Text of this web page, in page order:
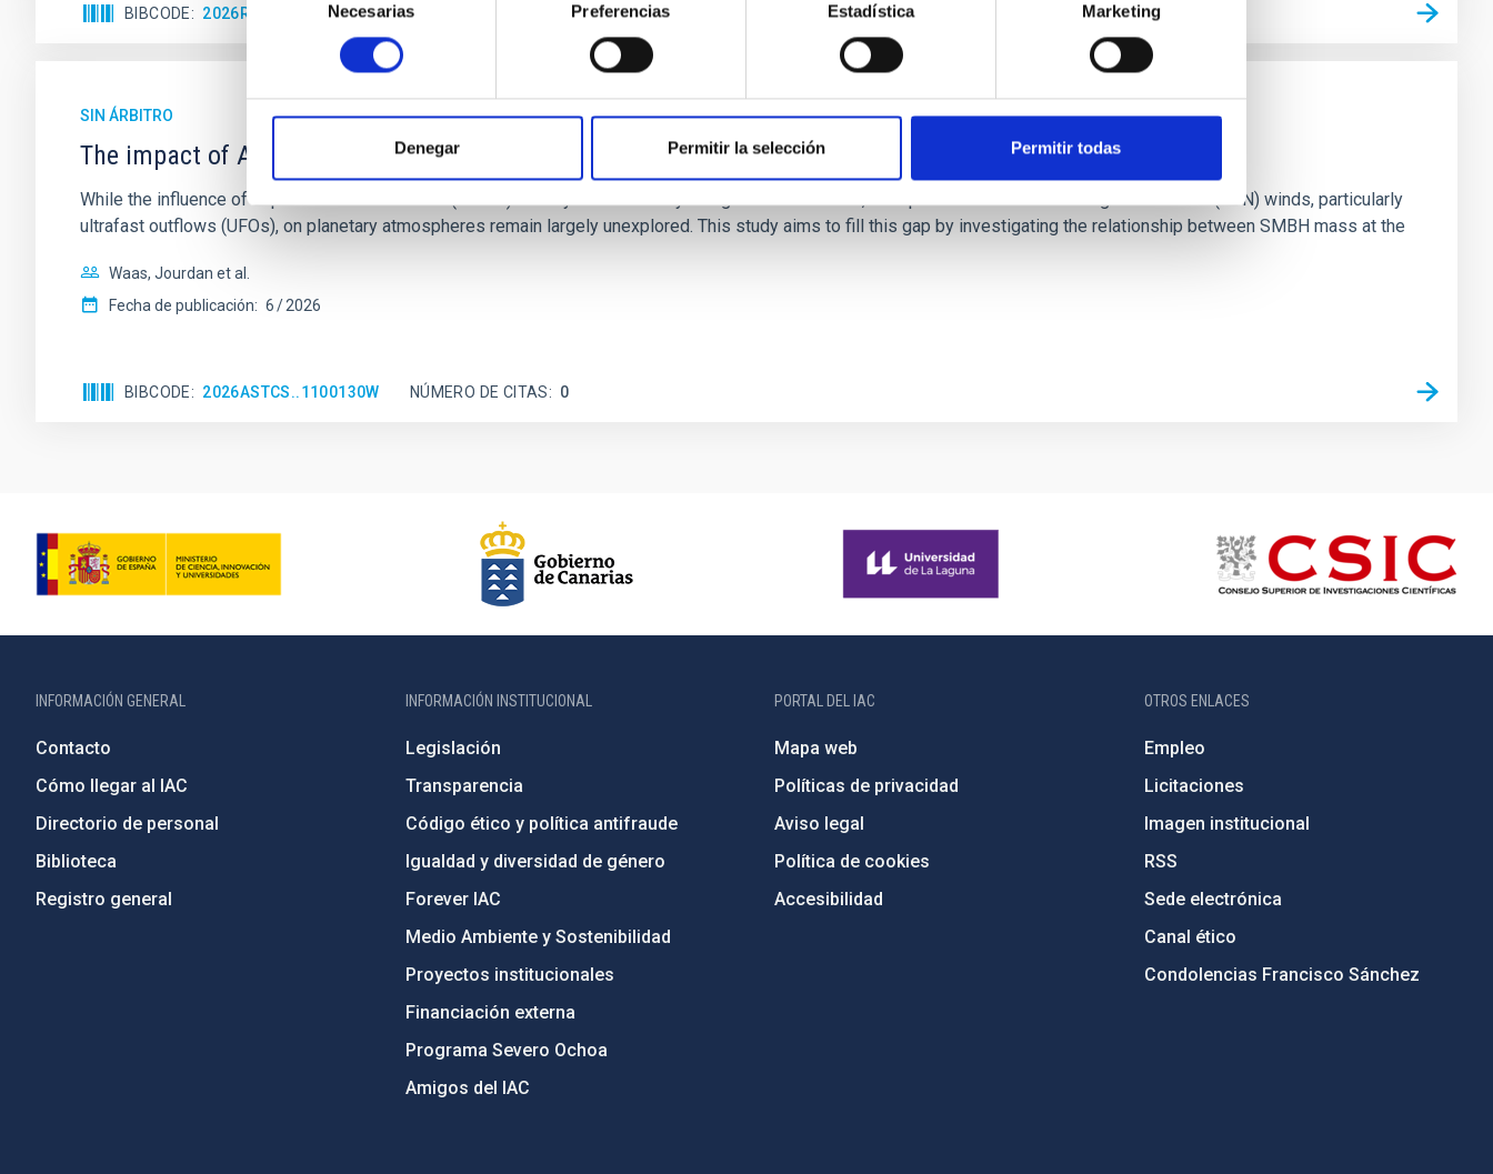
de
consentimiento
Necesarias Preferencias Estadística Marketing
Denegar Permitir la selección Permitir todas
BIBCODE 2026RNAAS..10..143A NÚMERO DE CITAS
SIN ÁRBITRO
The impact of Active Galactic Nuclei on Habitable Worlds
While the influence of supermassive black hole (SMBH) activity on habitability has garnered attention, the specific effects of active galactic nuclei (AGN) winds, particularly
ultrafast outflows (UFOs), on planetary atmospheres remain largely unexplored. This study aims to fill this gap by investigating the relationship between SMBH mass at the
Waas, Jourdan et al.
Fecha de publicación: 6 2026
BIBCODE 2026ASTCS..1100130W NÚMERO DE CITAS 0
INFORMACIÓN GENERAL
Contacto
Cómo llegar al IAC
Directorio de personal
Biblioteca
Registro general
INFORMACIÓN INSTITUCIONAL
Legislación
Transparencia
Código ético y política antifraude
Igualdad y diversidad de género
Forever IAC
Medio Ambiente y Sostenibilidad
Proyectos institucionales
Financiación externa
Programa Severo Ochoa
Amigos del IAC
PORTAL DEL IAC
Mapa web
Políticas de privacidad
Aviso legal
Política de cookies
Accesibilidad
OTROS ENLACES
Empleo
Licitaciones
Imagen institucional
RSS
Sede electrónica
Canal ético
Condolencias Francisco Sánchez